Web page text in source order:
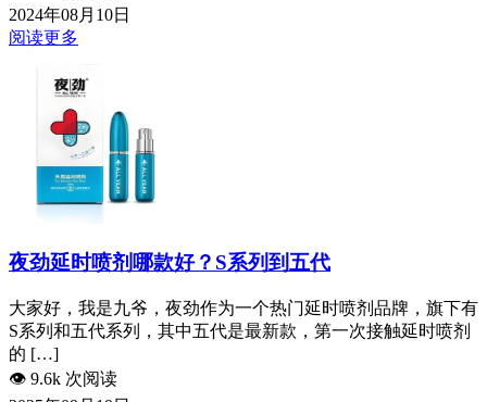
2024年08月10日
阅读更多
夜劲延时喷剂哪款好？S系列到五代
大家好，我是九爷，夜劲作为一个热门延时喷剂品牌，旗下有
S系列和五代系列，其中五代是最新款，第一次接触延时喷剂
的 […]
👁️ 9.6k 次阅读